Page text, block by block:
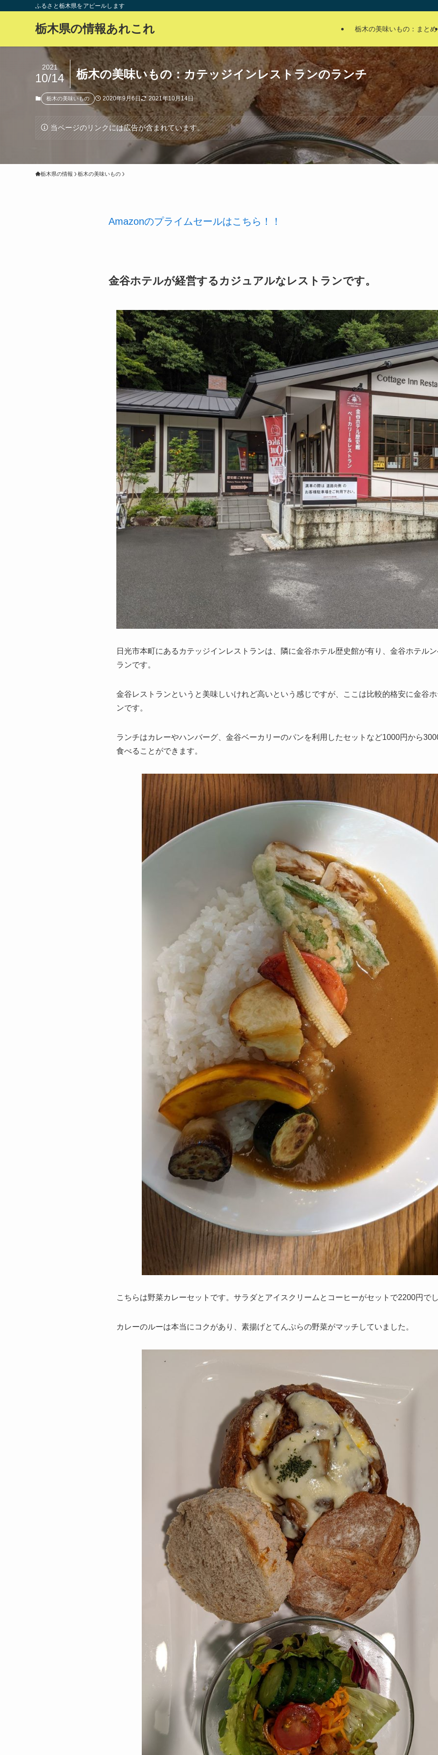
ふるさと栃木県をアピールします
栃木県の情報あれこれ 栃木の美味いもの：まとめ
栃木の美味いもの：カテッジインレストランのランチ
2021
10/14
栃木の美味いもの 2020年9月6日 2021年10月14日
当ページのリンクには広告が含まれています。
栃木県の情報 栃木の美味いもの
Amazonのプライムセールはこちら！！
金谷ホテルが経営するカジュアルなレストランです。
日光市本町にあるカテッジインレストランは、隣に金谷ホテル歴史館が有り、金谷ホテル
ランです。
金谷レストランというと美味しいけれど高いという感じですが、ここは比較的格安に金谷
ンです。
ランチはカレーやハンバーグ、金谷ベーカリーのパンを利用したセットなど1000円から
食べることができます。
こちらは野菜カレーセットです。サラダとアイスクリームとコーヒーがセットで2200円で
カレーのルーは本当にコクがあり、素揚げとてんぷらの野菜がマッチしていました。